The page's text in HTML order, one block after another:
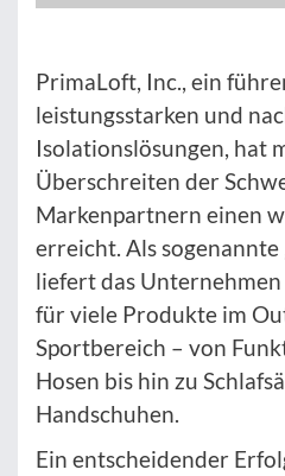
PrimaLoft, Inc., ein
leistungsstarken und
Isolationslösungen, hat
Überschreiten der
Markenpartnern einen
erreicht. Als sogenannte
liefert das
für viele Produkte im
Sportbereich – von
Hosen bis hin zu
Handschuhen.
Ein entscheidender